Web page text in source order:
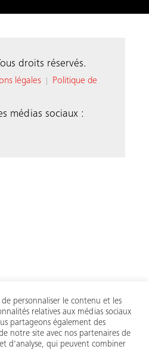
droits réservés.
légales
Politique de
médias sociaux :
personnaliser le contenu et les
relatives aux médias sociaux
partageons également des
notre site avec nos partenaires de
d'analyse, qui peuvent combiner